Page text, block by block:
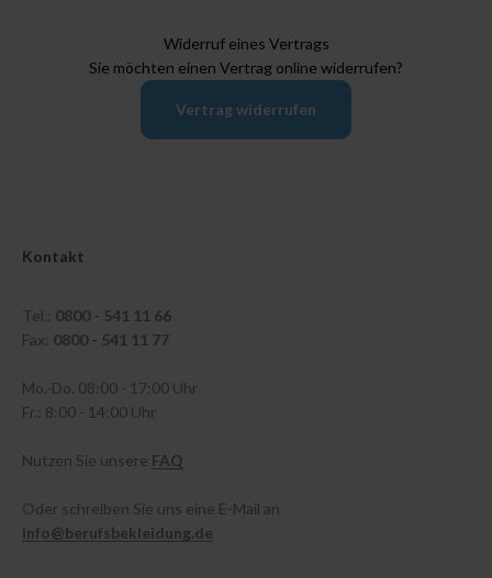
Widerruf eines Vertrags
Sie möchten einen Vertrag online widerrufen?
Vertrag widerrufen
Kontakt
Tel.: 0800 - 541 11 66
Fax: 0800 - 541 11 77
Mo.-Do. 08:00 - 17:00 Uhr
Fr.: 8:00 - 14:00 Uhr
Nutzen Sie unsere FAQ
Oder schreiben Sie uns eine E-Mail an
info@berufsbekleidung.de